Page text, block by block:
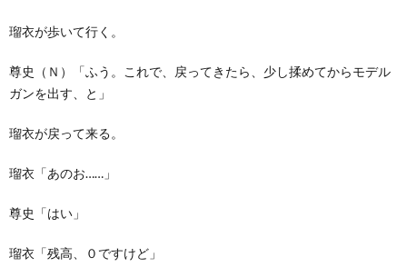
瑠衣が歩いて行く。
尊史（Ｎ）「ふう。これで、戻ってきたら、少し揉めてからモデル
ガンを出す、と」
瑠衣が戻って来る。
瑠衣「あのお……」
尊史「はい」
瑠衣「残高、０ですけど」